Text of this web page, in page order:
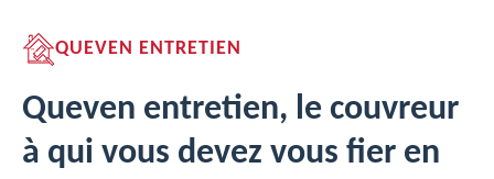
QUEVEN ENTRETIEN
Queven entretien, le couvreur
à qui vous devez vous fier en